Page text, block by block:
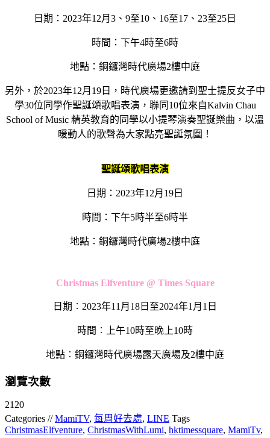
日期：2023年12月3、9至10、16至17、23至25日
時間：下午4時至6時
地點：銅鑼灣時代廣場2樓中庭
另外，於2023年12月19日，時代廣場更邀請到聖士提反女子中
學30位同學作聖誕頌歌唱表演，聯同10位來自Kalvin Chau
School of Music 精英教育的同學以小提琴演奏聖誕樂曲，以溫
暖動人的歌聲為大家點亮聖誕氛圍！
聖誕頌歌唱表演
日期：2023年12月19日
時間：下午5時半至6時半
地點：銅鑼灣時代廣場2樓中庭
Christmas Elfventure @ Times Square
日期︰2023年11月18日至2024年1月1日
時間︰上午10時至晚上10時
地點︰銅鑼灣時代廣場露天廣場及2樓中庭
瀏覽次數
2120
Categories //MamiTV, 每周好去處, LINE Tags
ChristmasElfventure, ChristmasWithLumi, hktimessquare, MamiTv,